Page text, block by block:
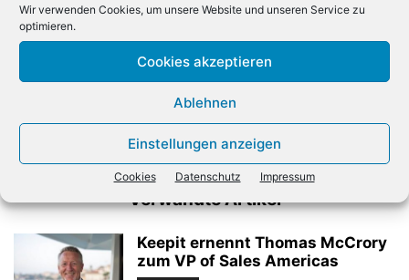
Wir verwenden Cookies, um unsere Website und unseren Service zu
optimieren.
Cookies akzeptieren
Ablehnen
Einstellungen anzeigen
Cookies Datenschutz Impressum
TD Synnex steigert Umsatz
So hoch ist der Umsatz von
Microsoft in Deutschland
Verwandte Artikel
Keepit ernennt Thomas McCrory
zum VP of Sales Americas